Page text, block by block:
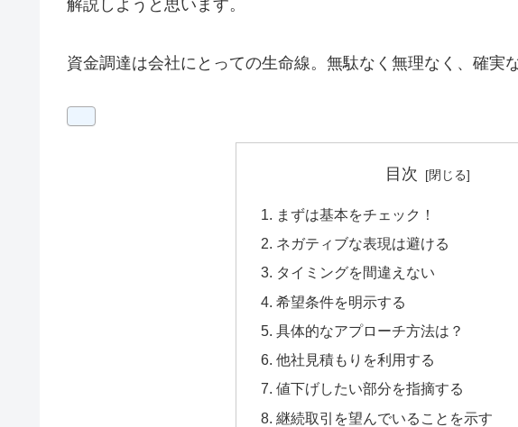
解説しようと思います。
資金調達は会社にとっての生命線。無駄なく無理なく、確実
目次
まずは基本をチェック！
ネガティブな表現は避ける
タイミングを間違えない
希望条件を明示する
具体的なアプローチ方法は？
他社見積もりを利用する
値下げしたい部分を指摘する
継続取引を望んでいることを示す